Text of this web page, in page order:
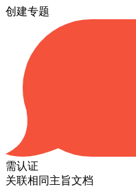
创建专题
需认证
关联相同主旨文档